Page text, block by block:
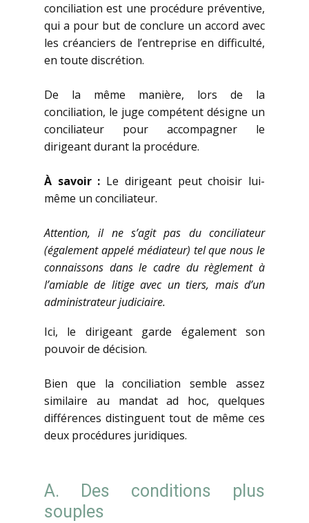
conciliation est une procédure préventive,
qui a pour but de conclure un accord avec
les créanciers de l’entreprise en difficulté,
en toute discrétion.
De la même manière, lors de la
conciliation, le juge compétent désigne un
conciliateur pour accompagner le
dirigeant durant la procédure.
À savoir : Le dirigeant peut choisir lui-
même un conciliateur.
Attention, il ne s’agit pas du conciliateur
(également appelé médiateur) tel que nous le
connaissons dans le cadre du règlement à
l’amiable de litige avec un tiers, mais d’un
administrateur judiciaire.
Ici, le dirigeant garde également son
pouvoir de décision.
Bien que la conciliation semble assez
similaire au mandat ad hoc, quelques
différences distinguent tout de même ces
deux procédures juridiques.
A. Des conditions plus
souples